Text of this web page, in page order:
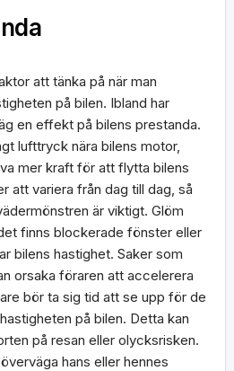
att tänka på när man
på bilen. Ibland har
en effekt på bilens prestanda.
lufttryck nära bilens motor,
mer kraft för att flytta bilens
att variera från dag till dag, så
är viktigt. Glöm
finns blockerade fönster eller
bilens hastighet. Saker som
orsaka föraren att accelerera
bör ta sig tid att se upp för de
på bilen. Detta kan
på resan eller olycksrisken.
hans eller hennes